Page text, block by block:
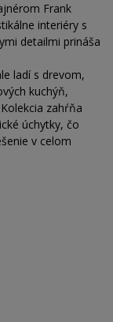
Frank
interiéry s
detailmi prináša
ladí s drevom,
kuchýň,
zahŕňa
úchytky, čo
v celom